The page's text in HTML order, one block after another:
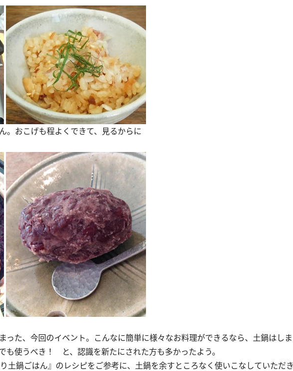
。おこげも程よくできて、見るからに
た、今回のイベント。こんなに簡単に様々なお料理ができるなら、土鍋はし
も使うべき！ と、認識を新たにされた方も多かったよう。
土鍋ごはん』のレシピをご参考に、土鍋を余すところなく使いこなしていただ